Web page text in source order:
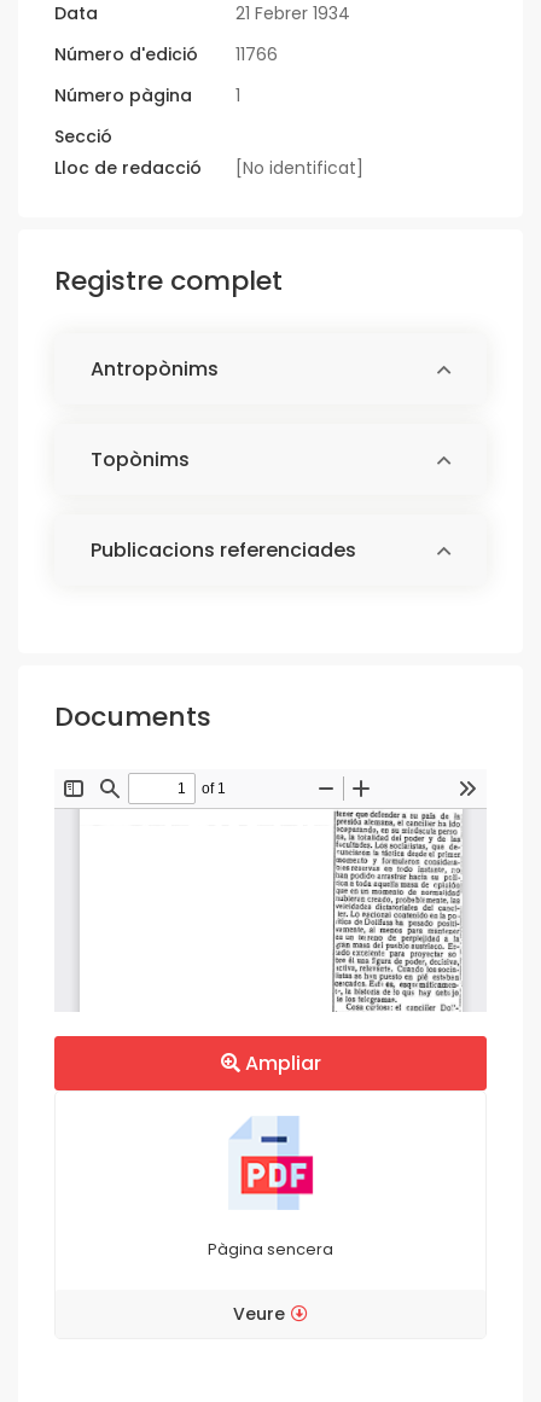
Data
21 Febrer 1934
Número d'edició
11766
Número pàgina
1
Secció
Lloc de redacció
[No identificat]
Registre complet
Antropònims
Topònims
Publicacions referenciades
Documents
Ampliar
Pàgina sencera
Veure